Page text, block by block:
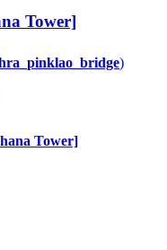
Tower]
)
Tower]